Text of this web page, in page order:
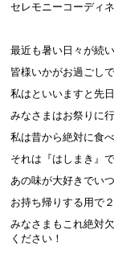
セレモニーコーディ
最近も暑い日々が続
皆様いかがお過ごし
私はといいますと先
みなさまはお祭りに
私は昔から絶対に食
それは『はしまき』
あの味が大好きでい
お持ち帰りする用で
みなさまもこれ絶対
ください！